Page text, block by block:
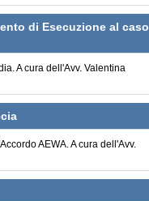
di Esecuzione al caso
A cura dell'Avv. Valentina
AEWA. A cura dell'Avv.